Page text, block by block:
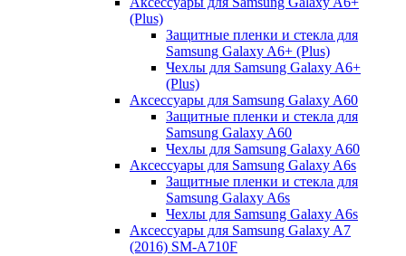
(Plus)
Защитные пленки и стекла для
Samsung Galaxy A6+ (Plus)
Чехлы для Samsung Galaxy A6+
(Plus)
Аксессуары для Samsung Galaxy A60
Защитные пленки и стекла для
Samsung Galaxy A60
Чехлы для Samsung Galaxy A60
Аксессуары для Samsung Galaxy A6s
Защитные пленки и стекла для
Samsung Galaxy A6s
Чехлы для Samsung Galaxy A6s
Аксессуары для Samsung Galaxy A7
(2016) SM-A710F